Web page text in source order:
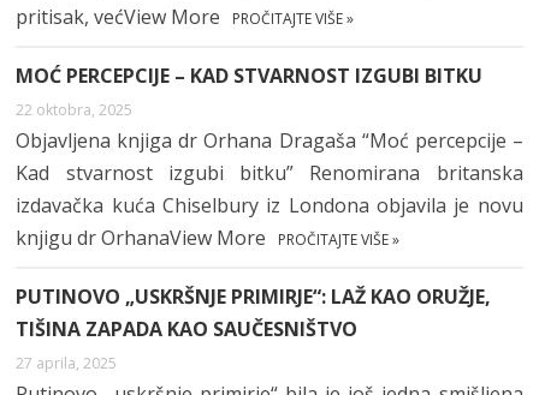
pritisak, većView More
PROČITAJTE VIŠE »
MOĆ PERCEPCIJE – KAD STVARNOST IZGUBI BITKU
22 oktobra, 2025
Objavljena knjiga dr Orhana Dragaša “Moć percepcije –
Kad stvarnost izgubi bitku” Renomirana britanska
izdavačka kuća Chiselbury iz Londona objavila je novu
knjigu dr OrhanaView More
PROČITAJTE VIŠE »
PUTINOVO „USKRŠNJE PRIMIRJE“: LAŽ KAO ORUŽJE,
TIŠINA ZAPADA KAO SAUČESNIŠTVO
27 aprila, 2025